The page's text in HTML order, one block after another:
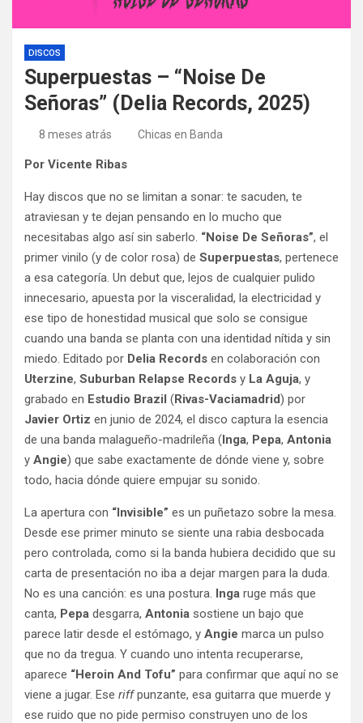
DISCOS
Superpuestas – “Noise De
Señoras” (Delia Records, 2025)
8 meses atrás Chicas en Banda
Por Vicente Ribas
Hay discos que no se limitan a sonar: te sacuden, te
atraviesan y te dejan pensando en lo mucho que
necesitabas algo así sin saberlo. “Noise De Señoras”, el
primer vinilo (y de color rosa) de Superpuestas, pertenece
a esa categoría. Un debut que, lejos de cualquier pulido
innecesario, apuesta por la visceralidad, la electricidad y
ese tipo de honestidad musical que solo se consigue
cuando una banda se planta con una identidad nítida y sin
miedo. Editado por Delia Records en colaboración con
Uterzine, Suburban Relapse Records y La Aguja, y
grabado en Estudio Brazil (Rivas-Vaciamadrid) por
Javier Ortiz en junio de 2024, el disco captura la esencia
de una banda malagueño-madrileña (Inga, Pepa, Antonia
y Angie) que sabe exactamente de dónde viene y, sobre
todo, hacia dónde quiere empujar su sonido.
La apertura con “Invisible” es un puñetazo sobre la mesa.
Desde ese primer minuto se siente una rabia desbocada
pero controlada, como si la banda hubiera decidido que su
carta de presentación no iba a dejar margen para la duda.
No es una canción: es una postura. Inga ruge más que
canta, Pepa desgarra, Antonia sostiene un bajo que
parece latir desde el estómago, y Angie marca un pulso
que no da tregua. Y cuando uno intenta recuperarse,
aparece “Heroin And Tofu” para confirmar que aquí no se
viene a jugar. Ese riffpunzante, esa guitarra que muerde y
ese ruido que no pide permiso construyen uno de los